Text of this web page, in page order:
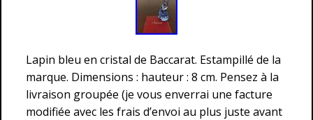
Lapin bleu en cristal de Baccarat. Estampillé de la
marque. Dimensions : hauteur : 8 cm. Pensez à la
livraison groupée (je vous enverrai une facture
modifiée avec les frais d’envoi au plus juste avant